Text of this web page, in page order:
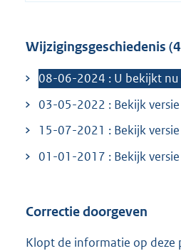
Wijzigingsgeschiedenis
08-06-2024 : U bekijkt nu
03-05-2022 : Bekijk versie
15-07-2021 : Bekijk versie
01-01-2017 : Bekijk versie
Correctie doorgeven
Klopt de informatie op deze